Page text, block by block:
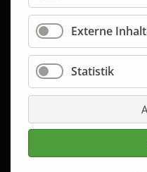
Externe
Statistik